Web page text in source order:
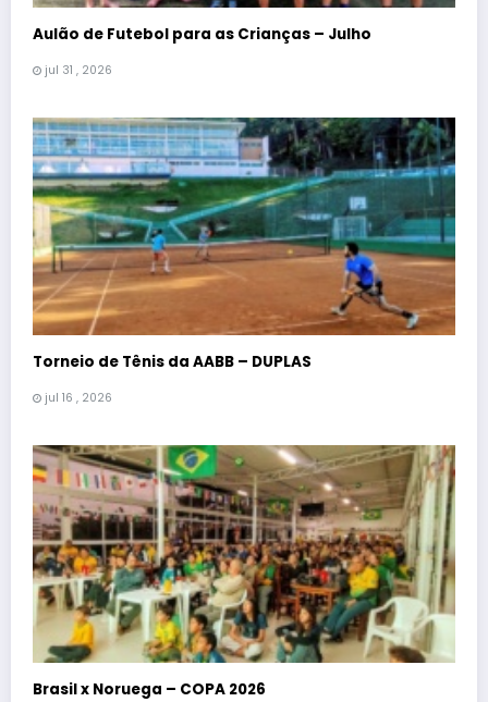
Aulão de Futebol para as Crianças – Julho
jul 31 , 2026
Torneio de Tênis da AABB – DUPLAS
jul 16 , 2026
Brasil x Noruega – COPA 2026